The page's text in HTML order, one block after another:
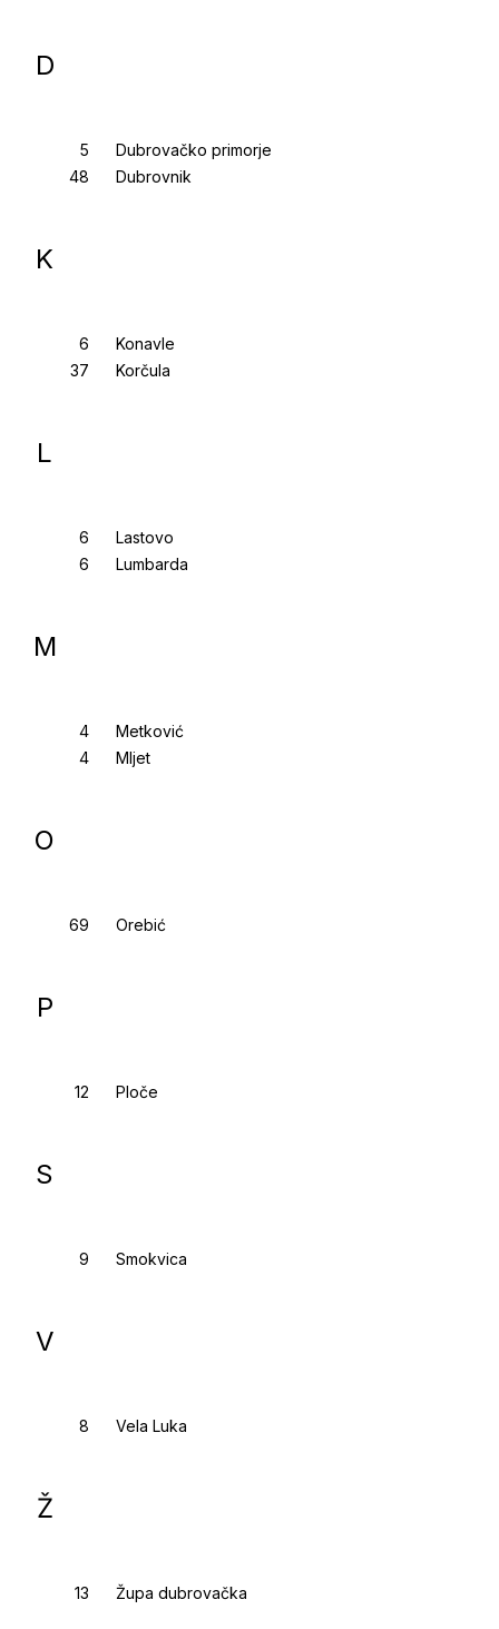
D
Dubrovačko primorje
Dubrovnik
K
Konavle
Korčula
L
Lastovo
Lumbarda
M
Metković
Mljet
O
Orebić
P
Ploče
S
Smokvica
V
Vela Luka
Ž
Župa dubrovačka